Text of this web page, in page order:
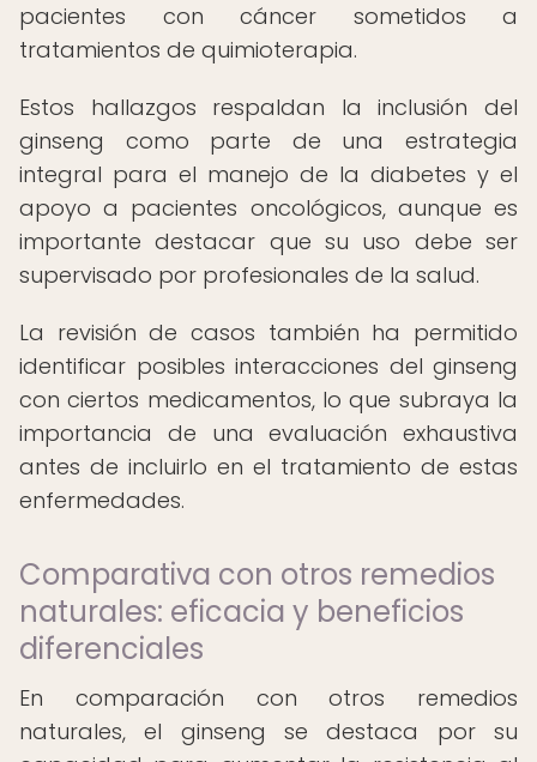
pacientes con cáncer sometidos a
tratamientos de quimioterapia.
Estos hallazgos respaldan la inclusión del
ginseng como parte de una estrategia
integral para el manejo de la diabetes y el
apoyo a pacientes oncológicos, aunque es
importante destacar que su uso debe ser
supervisado por profesionales de la salud.
La revisión de casos también ha permitido
identificar posibles interacciones del ginseng
con ciertos medicamentos, lo que subraya la
importancia de una evaluación exhaustiva
antes de incluirlo en el tratamiento de estas
enfermedades.
Comparativa con otros remedios
naturales: eficacia y beneficios
diferenciales
En comparación con otros remedios
naturales, el ginseng se destaca por su